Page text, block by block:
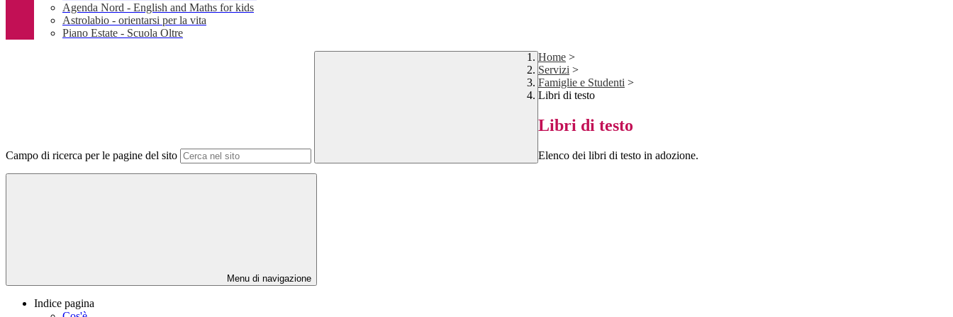
Agenda Nord - English and Maths for kids
Astrolabio - orientarsi per la vita
Piano Estate - Scuola Oltre
Campo di ricerca per le pagine del sito
Home >
Servizi >
Famiglie e Studenti >
Libri di testo
Libri di testo
Elenco dei libri di testo in adozione.
Menu di navigazione
Indice pagina